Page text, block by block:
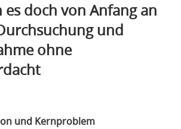
es doch von Anfang an
und
ohne
und Kernproblem